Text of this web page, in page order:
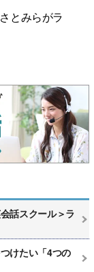
とみらがラ
話スクール＞ラ
けたい「4つの